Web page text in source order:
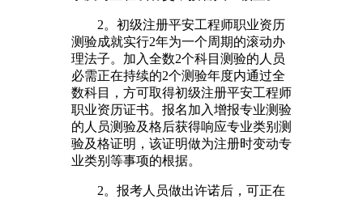
2。初级注册平安工程师职业资历
测验成就实行2年为一个周期的滚动办
理法子。加入全数2个科目测验的人员
必需正在持续的2个测验年度内通过全
数科目，方可取得初级注册平安工程师
职业资历证书。报名加入增报专业测验
的人员测验及格后获得响应专业类别测
验及格证明，该证明做为注册时变动专
业类别等事项的根据。
2。报考人员做出许诺后，可正在